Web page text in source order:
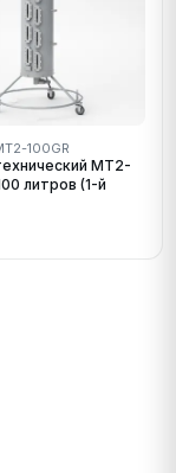
100GR
МТ2-
литров (1-й